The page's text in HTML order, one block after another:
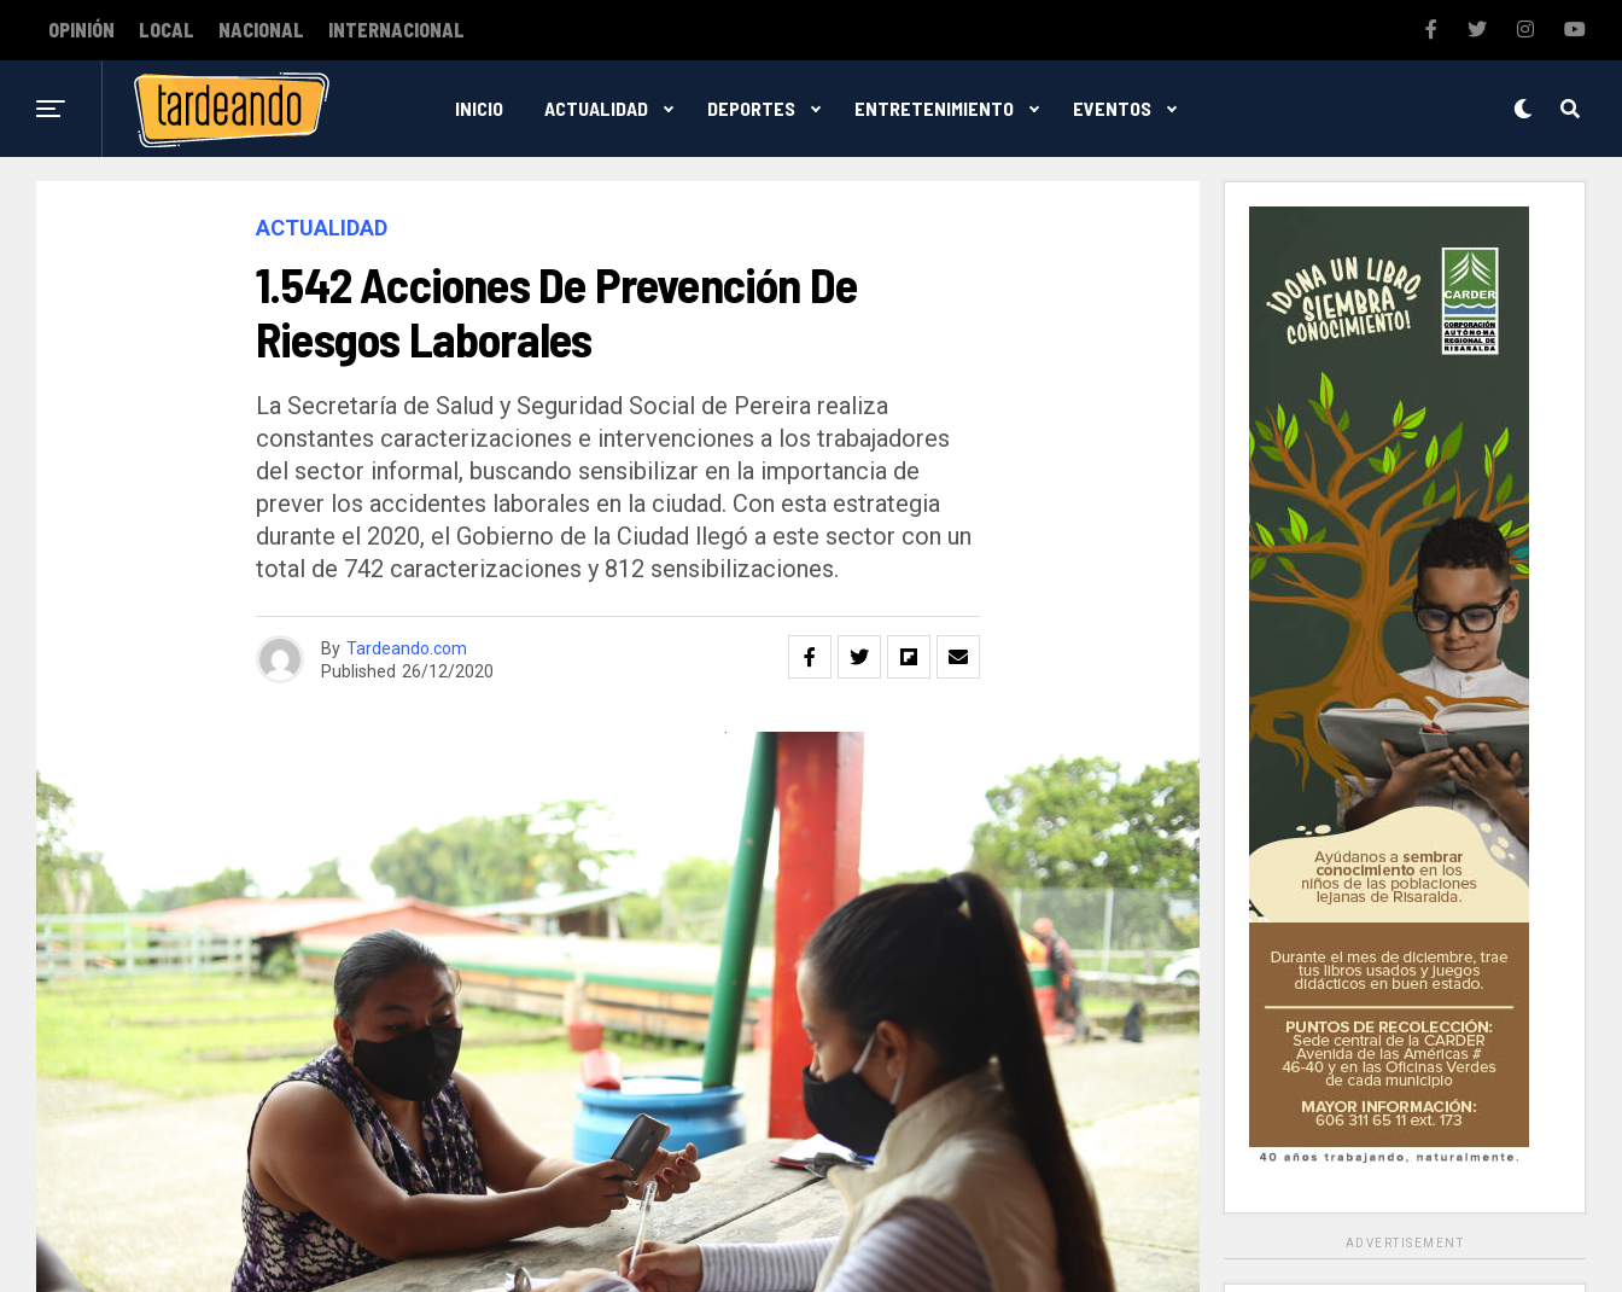
OPINIÓN LOCAL NACIONAL INTERNACIONAL
INICIO ACTUALIDAD DEPORTES ENTRETENIMIENTO EVENTOS
ACTUALIDAD
1.542 Acciones De Prevención De
Riesgos Laborales
La Secretaría de Salud y Seguridad Social de Pereira realiza
constantes caracterizaciones e intervenciones a los trabajadores
del sector informal, buscando sensibilizar en la importancia de
prever los accidentes laborales en la ciudad. Con esta estrategia
durante el 2020, el Gobierno de la Ciudad llegó a este sector con un
total de 742 caracterizaciones y 812 sensibilizaciones.
By Tardeando.com
Published 26/12/2020
ADVERTISEMENT